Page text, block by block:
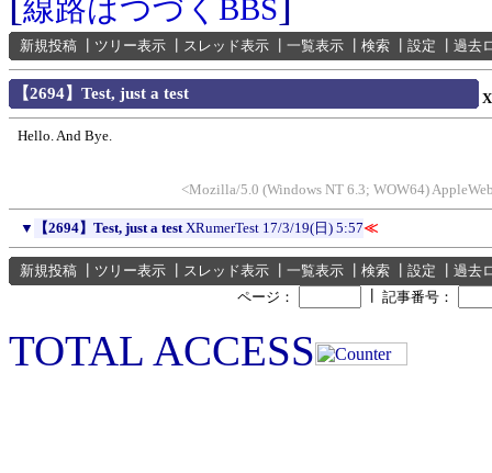
線路はつづくBBS
新規投稿 ツリー表示 スレッド表示 一覧表示 検索 設定 過去
【2694】Test, just a test
Hello. And Bye.
<Mozilla/5.0 (Windows NT 6.3; WOW64)
▼ 【2694】Test, just a test XRumerTest 17/3/19(日) 5:57≪
新規投稿 ツリー表示 スレッド表示 一覧表示 検索 設定
過去
ページ：
記事番号：
TOTAL ACCESS